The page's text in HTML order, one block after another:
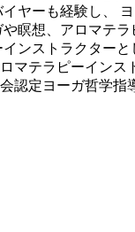
ヤーも経験し、
瞑想、アロマテ
ンストラクター
マテラピーイン
認定ヨーガ哲学指